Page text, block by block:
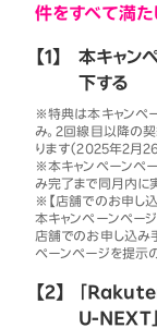
件をすべて満
【1】
本キャン
下する
※特典は本キャンペ
み。2回線目以降の
ります（2025年2月
※本キャンペーンペー
み完了まで同月内に
※【店舗でのお申し
本キャンペーンページ
店舗でのお申し込み
ペーンページを提示
【2】
「
U-NEXT」